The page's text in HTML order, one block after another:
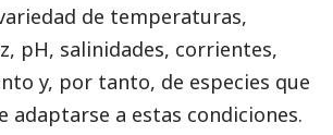
de temperaturas,
pH, salinidades, corrientes,
y, por tanto, de especies que
adaptarse a estas condiciones.